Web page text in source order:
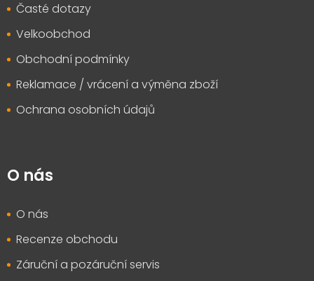
Časté dotazy
Velkoobchod
Obchodní podmínky
Reklamace / vrácení a výměna zboží
Ochrana osobních údajů
O nás
O nás
Recenze obchodu
Záruční a pozáruční servis